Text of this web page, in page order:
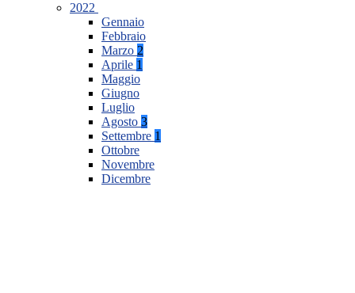
2022
Gennaio
Febbraio
Marzo 2
Aprile 1
Maggio
Giugno
Luglio
Agosto 3
Settembre 1
Ottobre
Novembre
Dicembre